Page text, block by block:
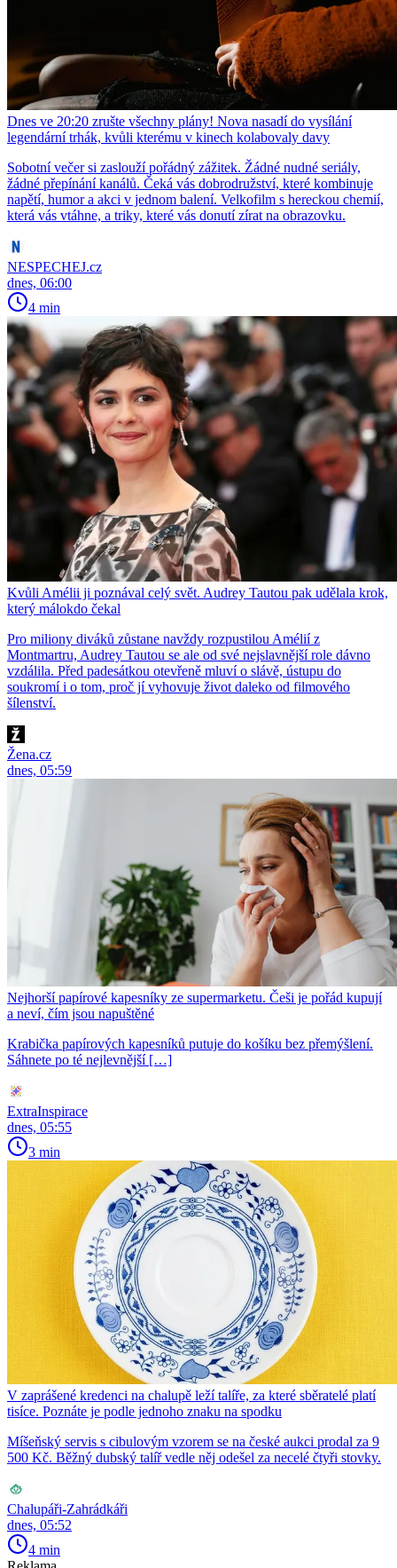
Dnes ve 20:20 zrušte všechny plány! Nova nasadí do vysílání
legendární trhák, kvůli kterému v kinech kolabovaly davy
Sobotní večer si zaslouží pořádný zážitek. Žádné nudné seriály,
žádné přepínání kanálů. Čeká vás dobrodružství, které kombinuje
napětí, humor a akci v jednom balení. Velkofilm s hereckou chemií,
která vás vtáhne, a triky, které vás donutí zírat na obrazovku.
NESPECHEJ.cz
dnes, 06:00
4 min
Kvůli Amélii ji poznával celý svět. Audrey Tautou pak udělala krok,
který málokdo čekal
Pro miliony diváků zůstane navždy rozpustilou Amélií z
Montmartru, Audrey Tautou se ale od své nejslavnější role dávno
vzdálila. Před padesátkou otevřeně mluví o slávě, ústupu do
soukromí i o tom, proč jí vyhovuje život daleko od filmového
šílenství.
Žena.cz
dnes, 05:59
Nejhorší papírové kapesníky ze supermarketu. Češi je pořád kupují
a neví, čím jsou napuštěné
Krabička papírových kapesníků putuje do košíku bez přemýšlení.
Sáhnete po té nejlevnější […]
ExtraInspirace
dnes, 05:55
3 min
V zaprášené kredenci na chalupě leží talíře, za které sběratelé platí
tisíce. Poznáte je podle jednoho znaku na spodku
Míšeňský servis s cibulovým vzorem se na české aukci prodal za 9
500 Kč. Běžný dubský talíř vedle něj odešel za necelé čtyři stovky.
Chalupáři-Zahrádkáři
dnes, 05:52
4 min